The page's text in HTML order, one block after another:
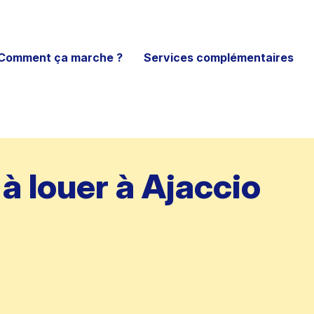
ça marche ? Services complémentaires
louer à Ajaccio